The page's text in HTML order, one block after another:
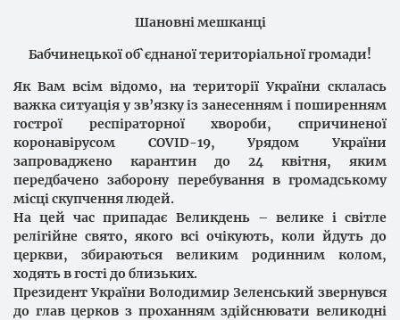
Шановні мешканці
Бабчинецької об`єднаної територіальної громади!
Як Вам всім відомо, на території України склалась
важка ситуація у зв’язку із занесенням і поширенням
гострої респіраторної хвороби, спричиненої
коронавірусом COVID-19, Урядом України
запроваджено карантин до 24 квітня, яким
передбачено заборону перебування в громадському
місці скупчення людей.
На цей час припадає Великдень – велике і світле
релігійне свято, якого всі очікують, коли йдуть до
церкви, збираються великим родинним колом,
ходять в гості до близьких.
Президент України Володимир Зеленський звернувся
до глав церков з проханням здійснювати великодні